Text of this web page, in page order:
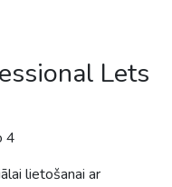
Lets
4
lietošanai ar